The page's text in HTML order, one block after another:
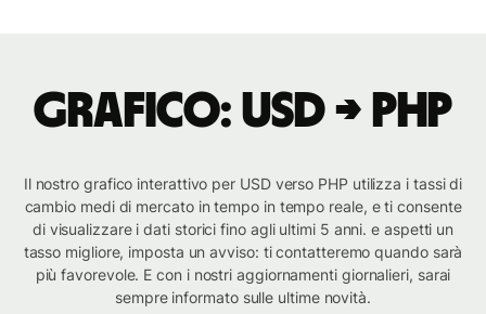
Grafico: USD → PHP
Il nostro grafico interattivo per USD verso PHP utilizza i tassi di
cambio medi di mercato in tempo in tempo reale, e ti consente
di visualizzare i dati storici fino agli ultimi 5 anni. e aspetti un
tasso migliore, imposta un avviso: ti contatteremo quando sarà
più favorevole. E con i nostri aggiornamenti giornalieri, sarai
sempre informato sulle ultime novità.